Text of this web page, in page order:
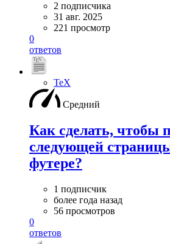
2 подписчика
31 авг. 2025
221 просмотр
0
ответов
TeX
Средний
Как сделать, чтобы
следующей
футере?
1 подписчик
более года назад
56 просмотров
0
ответов